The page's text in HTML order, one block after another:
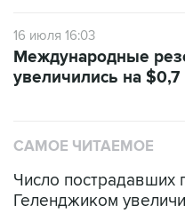
16 июля 16:03
Международные
увеличились на
САМОЕ ЧИТАЕМОЕ
Число
Геленджиком